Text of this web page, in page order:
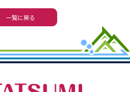
一覧に戻る